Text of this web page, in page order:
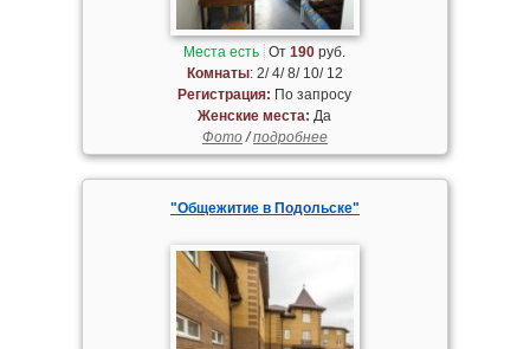
Места есть От190 руб.
Комнаты: 2/ 4/ 8/ 10/ 12
Регистрация: По запросу
Женские места: Да
Фото/подробнее
"Общежитие в Подольске"